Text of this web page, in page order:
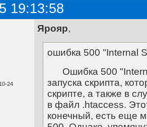
19:13:58
24
Ярояр,
ошибка 500 "Internal
Ошибка 500
запуска скрипта,
скрипте, а также в
в файл .htaccess.
конечный, есть еще